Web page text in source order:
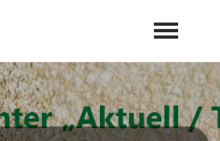
Startseite
werden